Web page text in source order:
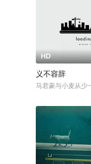
HD
义不容辞
马君豪与小麦从少